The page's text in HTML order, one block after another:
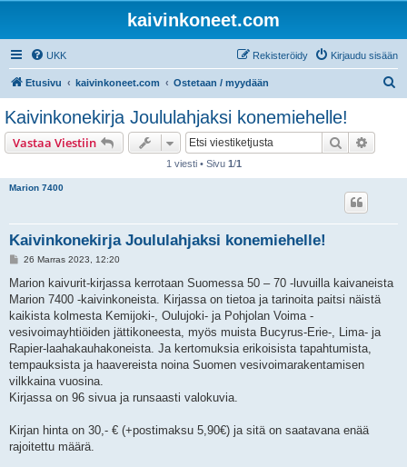
kaivinkoneet.com
UKK Kirjaudu sisään
Rekisteröidy
Etusivu kaivinkoneet.com Ostetaan / myydään
Kaivinkonekirja Joululahjaksi konemiehelle!
Vastaa Viestiin Etsi
1 viesti • Sivu 1/1
Marion 7400
Kaivinkonekirja Joululahjaksi konemiehelle!
V
e
t
i
26 Marras 2023, 12:20
Marion kaivurit-kirjassa kerrotaan Suomessa 50 – 70 -luvuilla kaivaneista
Marion 7400 -kaivinkoneista. Kirjassa on tietoa ja tarinoita paitsi näistä
kaikista kolmesta Kemijoki-, Oulujoki- ja Pohjolan Voima -
vesivoimayhtiöiden jättikoneesta, myös muista Bucyrus-Erie-, Lima- ja
Rapier-laahakauhakoneista. Ja kertomuksia erikoisista tapahtumista,
tempauksista ja haavereista noina Suomen vesivoimarakentamisen
vilkkaina vuosina.
Kirjassa on 96 sivua ja runsaasti valokuvia.
Kirjan hinta on 30,- € (+postimaksu 5,90€) ja sitä on saatavana enää
rajoitettu määrä.